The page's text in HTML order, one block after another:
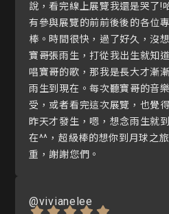
說，看完線上展覽我還是哭了!
有參與展覽的前前後後的各位
棒。時間很快，過了好久，沒
寶哥張雨生，打從我出生就知
唱寶哥的歌，那我是長大才漸
雨生到現在。每次聽寶哥的音
受，或者看完這次展覽，也覺
昨天才發生，嗯，想念雨生就
在^^，超級棒的想你到月球之
重，謝謝您們。
@vivianelee